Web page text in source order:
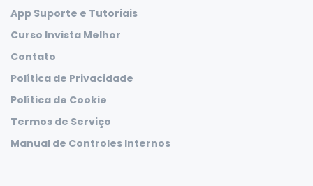
App Suporte e Tutoriais
Curso Invista Melhor
Contato
Política de Privacidade
Política de Cookie
Termos de Serviço
Manual de Controles Internos